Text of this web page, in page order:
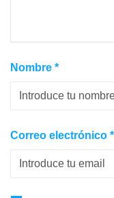
Nombre *
Correo electrónico *